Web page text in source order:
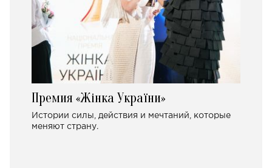
Премия «Жінка України»
Истории силы, действия и мечтаний, которые
меняют страну.